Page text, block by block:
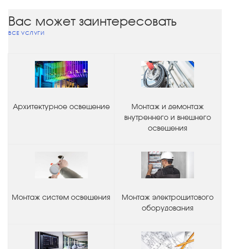
Вас может заинтересовать
ВСЕ УСЛУГИ
Архитектурное освещение
Монтаж и демонтаж
внутреннего и внешнего
освещения
Монтаж систем освещения
Монтаж электрощитового
оборудования